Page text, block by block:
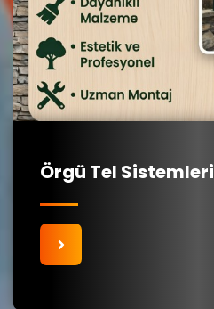
Örgü Tel Sistemleri